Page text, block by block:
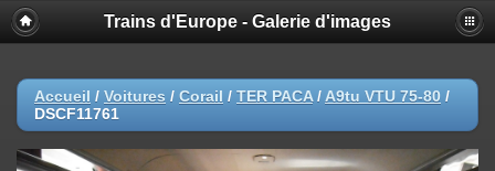
Trains d'Europe - Galerie d'images
Accueil / Voitures / Corail / TER PACA/ A9tu VTU 75-80 /
DSCF11761